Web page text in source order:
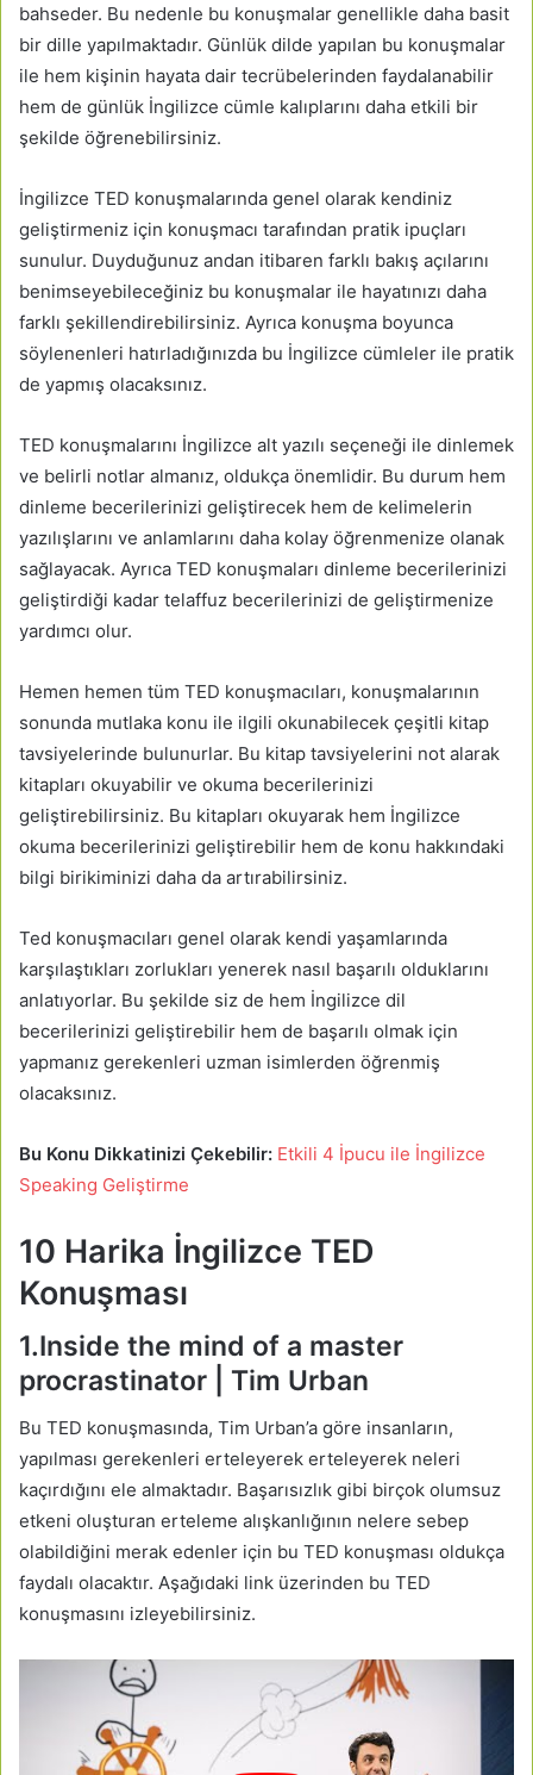
bahseder. Bu nedenle bu konuşmalar genellikle daha basit
bir dille yapılmaktadır. Günlük dilde yapılan bu konuşmalar
ile hem kişinin hayata dair tecrübelerinden faydalanabilir
hem de günlük İngilizce cümle kalıplarını daha etkili bir
şekilde öğrenebilirsiniz.
İngilizce TED konuşmalarında genel olarak kendiniz
geliştirmeniz için konuşmacı tarafından pratik ipuçları
sunulur. Duyduğunuz andan itibaren farklı bakış açılarını
benimseyebileceğiniz bu konuşmalar ile hayatınızı daha
farklı şekillendirebilirsiniz. Ayrıca konuşma boyunca
söylenenleri hatırladığınızda bu İngilizce cümleler ile pratik
de yapmış olacaksınız.
TED konuşmalarını İngilizce alt yazılı seçeneği ile dinlemek
ve belirli notlar almanız, oldukça önemlidir. Bu durum hem
dinleme becerilerinizi geliştirecek hem de kelimelerin
yazılışlarını ve anlamlarını daha kolay öğrenmenize olanak
sağlayacak. Ayrıca TED konuşmaları dinleme becerilerinizi
geliştirdiği kadar telaffuz becerilerinizi de geliştirmenize
yardımcı olur.
Hemen hemen tüm TED konuşmacıları, konuşmalarının
sonunda mutlaka konu ile ilgili okunabilecek çeşitli kitap
tavsiyelerinde bulunurlar. Bu kitap tavsiyelerini not alarak
kitapları okuyabilir ve okuma becerilerinizi
geliştirebilirsiniz. Bu kitapları okuyarak hem İngilizce
okuma becerilerinizi geliştirebilir hem de konu hakkındaki
bilgi birikiminizi daha da artırabilirsiniz.
Ted konuşmacıları genel olarak kendi yaşamlarında
karşılaştıkları zorlukları yenerek nasıl başarılı olduklarını
anlatıyorlar. Bu şekilde siz de hem İngilizce dil
becerilerinizi geliştirebilir hem de başarılı olmak için
yapmanız gerekenleri uzman isimlerden öğrenmiş
olacaksınız.
Bu Konu Dikkatinizi Çekebilir: Etkili 4 İpucu ile İngilizce
Speaking Geliştirme
10 Harika İngilizce TED
Konuşması
1.Inside the mind of a master
procrastinator | Tim Urban
Bu TED konuşmasında, Tim Urban’a göre insanların,
yapılması gerekenleri erteleyerek erteleyerek neleri
kaçırdığını ele almaktadır. Başarısızlık gibi birçok olumsuz
etkeni oluşturan erteleme alışkanlığının nelere sebep
olabildiğini merak edenler için bu TED konuşması oldukça
faydalı olacaktır. Aşağıdaki link üzerinden bu TED
konuşmasını izleyebilirsiniz.